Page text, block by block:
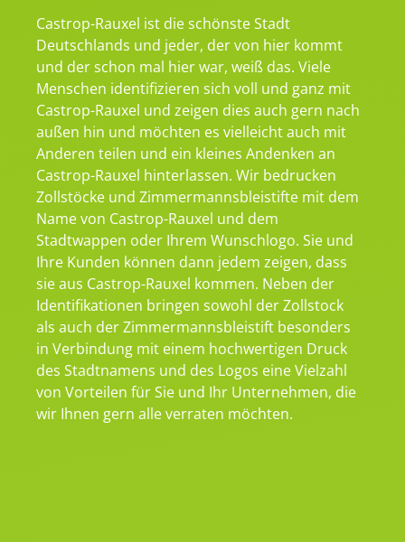
Castrop-Rauxel ist die schönste Stadt
Deutschlands und jeder, der von hier kommt
und der schon mal hier war, weiß das. Viele
Menschen identifizieren sich voll und ganz mit
Castrop-Rauxel und zeigen dies auch gern nach
außen hin und möchten es vielleicht auch mit
Anderen teilen und ein kleines Andenken an
Castrop-Rauxel hinterlassen. Wir bedrucken
Zollstöcke und Zimmermannsbleistifte mit dem
Name von Castrop-Rauxel und dem
Stadtwappen oder Ihrem Wunschlogo. Sie und
Ihre Kunden können dann jedem zeigen, dass
sie aus Castrop-Rauxel kommen. Neben der
Identifikationen bringen sowohl der Zollstock
als auch der Zimmermannsbleistift besonders
in Verbindung mit einem hochwertigen Druck
des Stadtnamens und des Logos eine Vielzahl
von Vorteilen für Sie und Ihr Unternehmen, die
wir Ihnen gern alle verraten möchten.